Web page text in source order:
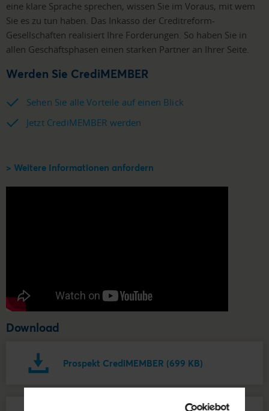
eine klare Sprache sprechen, wissen Sie im Voraus, mit wem
Sie es zu tun haben. Das Inkasso der Creditreform-
Gesellschaften realisiert Ihre Forderungen. So haben Sie in
allen Geschäftsphasen einen starken Partner an Ihrer Seite.
Werden Sie CrediMEMBER
Sehen Sie alle Vorteile auf einen Blick
Jetzt CrediMEMBER werden
> Weitere Informationen anfordern
Download
Prospekt CrediMEMBER (699 KB)